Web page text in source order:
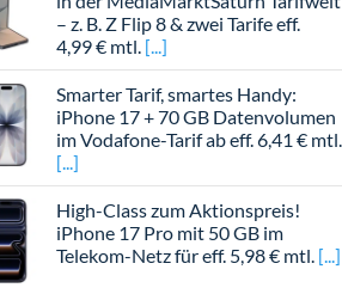
– z. B. Z Flip 8 & zwei Tarife eff.
4,99 € mtl.
Smarter Tarif, smartes Handy:
iPhone 17 + 70 GB Datenvolumen
im Vodafone-Tarif ab eff. 6,41 € mtl.
High-Class zum Aktionspreis!
iPhone 17 Pro mit 50 GB im
Telekom-Netz für eff. 5,98 € mtl.